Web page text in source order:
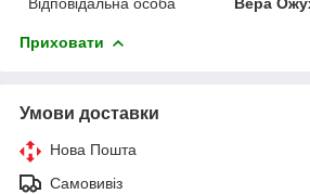
Приховати
Умови доставки
Нова Пошта
Самовивіз